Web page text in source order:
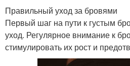
Правильный уход за бровями
Первый шаг на пути к густым
уход. Регулярное внимание к
стимулировать их рост и